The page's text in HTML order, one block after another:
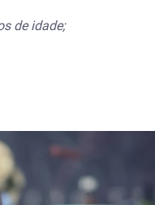
de idade;